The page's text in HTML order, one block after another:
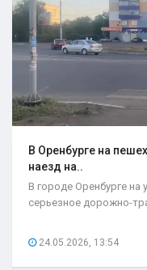
В Оренбурге на
наезд на..
В городе Оренбурге на
серьезное дорожно-
24.05.2026, 13:54